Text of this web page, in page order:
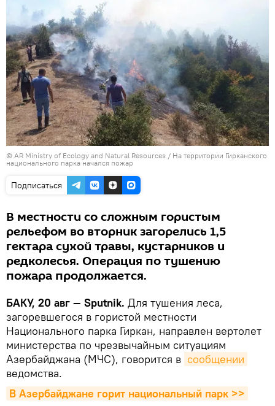
© AR Ministry of Ecology and Natural Resources / На территории Гирканского
национального парка начался пожар
Подписаться
В местности со сложным гористым
рельефом во вторник загорелись 1,5
гектара сухой травы, кустарников и
редколесья. Операция по тушению
пожара продолжается.
БАКУ, 20 авг — Sputnik. Для тушения леса,
загоревшегося в гористой местности
Национального парка Гиркан, направлен вертолет
министерства по чрезвычайным ситуациям
Азербайджана (МЧС), говорится в сообщении
ведомства.
В Азербайджане горит национальный парк >>